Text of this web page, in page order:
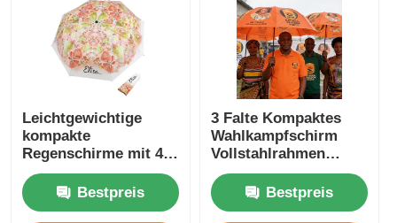
Leichtgewichtige
kompakte
Regenschirme mit 42
Zoll Dachdach 210T
Pongee Stoff
Bestpreis
3 Falte Kompaktes
Wahlkampfschirm
Vollstahlrahmen
Wasserdichtes
PolyesterBestpreis